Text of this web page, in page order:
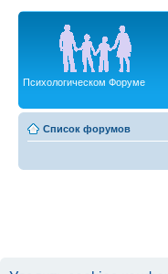
Психологическом Форуме
Список форумов